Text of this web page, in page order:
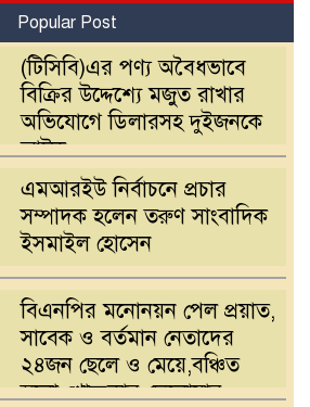
Popular Post
(টিসিবি)এর পণ্য অবৈধভাবে
বিক্রির উদ্দেশ্যে মজুত রাখার
অভিযোগে ডিলারসহ দুইজনকে
আটক
এমআরইউ নির্বাচনে প্রচার
সম্পাদক হলেন তরুণ সাংবাদিক
ইসমাইল হোসেন
বিএনপির মনোনয়ন পেল প্রয়াত,
সাবেক ও বর্তমান নেতাদের
২৪জন ছেলে ও মেয়ে,বঞ্চিত
হলো খোন্দকার দেলোয়ার